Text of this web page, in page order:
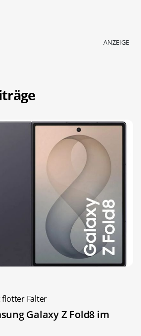
ANZEIGE
flotter Falter
Galaxy Z Fold8 im